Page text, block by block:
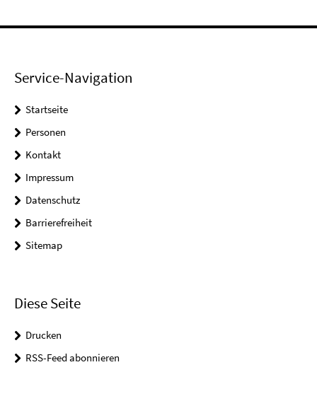
Service-Navigation
Startseite
Personen
Kontakt
Impressum
Datenschutz
Barrierefreiheit
Sitemap
Diese Seite
Drucken
RSS-Feed abonnieren